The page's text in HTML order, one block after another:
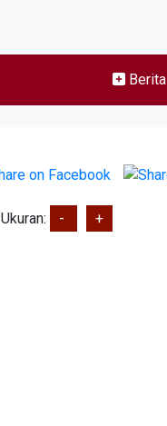
Berita
Ukuran: - +